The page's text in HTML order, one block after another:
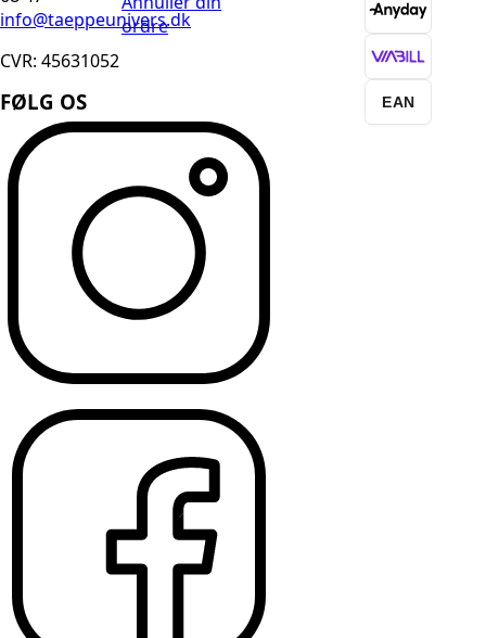
info@taeppeunivers.dk
CVR: 45631052
FØLG OS
ordre
EAN